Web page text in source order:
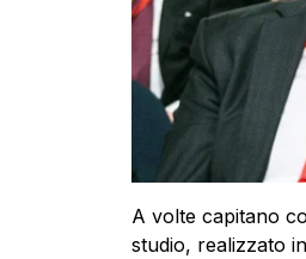
A volte capitano
studio, realizzato